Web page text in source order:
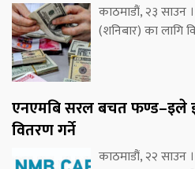
काठमाडौं, २३ साउन
(शनिबार) का लागि
एनएमबि सरल बचत फण्ड–इले
वितरण गर्ने
काठमाडौं, २२ साउन